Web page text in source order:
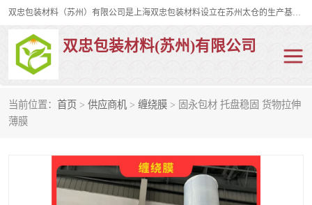
双忠包装材料（苏州）有限公司是上海双忠包装材料设立在苏州太仓的生产基地，占地约2万平米，产品主要有打孔缠绕膜，拉伸蜂窝纸，集装箱充气袋，滑托板，打包带，裹包网兜，防滑纸等箱体和托盘的运输和保护性包材。固永包材®，GooYon Pack®，是我们保护性包装材料的专属品牌。
双忠包装材料(苏州)有限公司
当前位置： 首页 > 供应商机 > 缠绕膜 > 固永包材 托盘稳固 货物拉伸
薄膜打孔缠绕膜
裹包网兜 纤维打包带
充气袋